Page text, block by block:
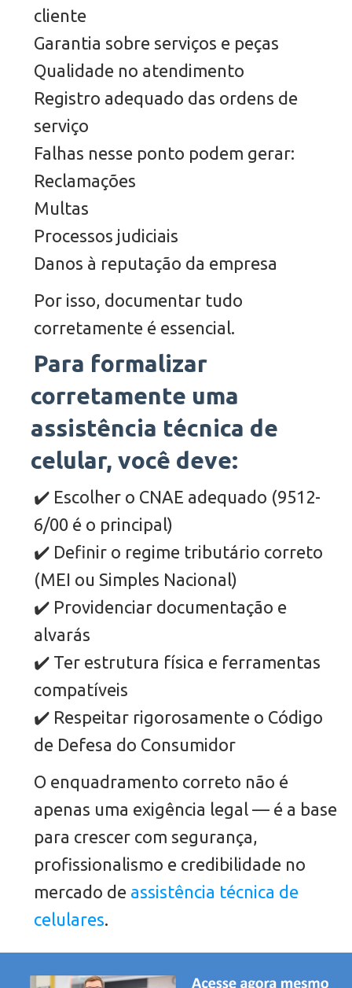
cliente
Garantia sobre serviços e peças
Qualidade no atendimento
Registro adequado das ordens de
serviço
Falhas nesse ponto podem gerar:
Reclamações
Multas
Processos judiciais
Danos à reputação da empresa
Por isso, documentar tudo
corretamente é essencial.
Para formalizar
corretamente uma
assistência técnica de
celular, você deve:
✔️ Escolher o CNAE adequado (9512-
6/00 é o principal)
✔️ Definir o regime tributário correto
(MEI ou Simples Nacional)
✔️ Providenciar documentação e
alvarás
✔️ Ter estrutura física e ferramentas
compatíveis
✔️ Respeitar rigorosamente o Código
de Defesa do Consumidor
O enquadramento correto não é
apenas uma exigência legal — é a base
para crescer com segurança,
profissionalismo e credibilidade no
mercado de assistência técnica de
celulares.